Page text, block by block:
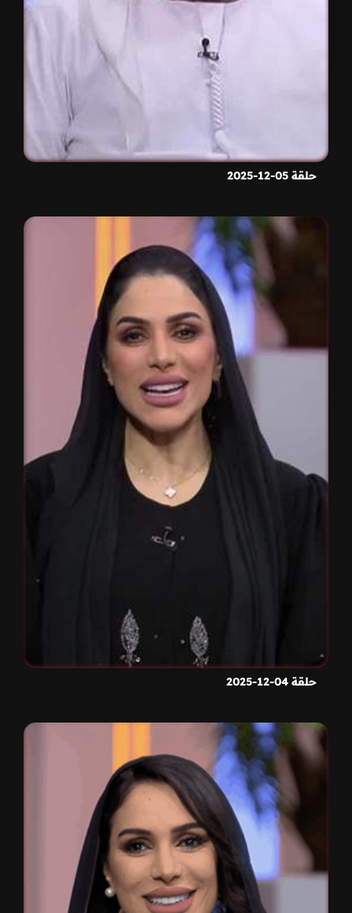
حلقة 05-12-2025
حلقة 04-12-2025